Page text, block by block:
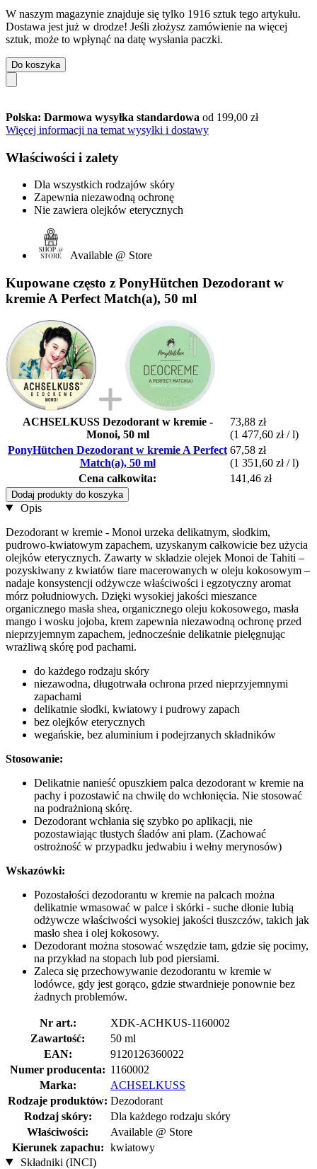
W naszym magazynie znajduje się tylko 1916 sztuk tego artykułu.
Dostawa jest już w drodze! Jeśli złożysz zamówienie na więcej
sztuk, może to wpłynąć na datę wysłania paczki.
Do koszyka
Polska: Darmowa wysyłka standardowa od 199,00 zł
Więcej informacji na temat wysyłki i dostawy
Właściwości i zalety
Dla wszystkich rodzajów skóry
Zapewnia niezawodną ochronę
Nie zawiera olejków eterycznych
Available @ Store
Kupowane często z PonyHütchen Dezodorant w
kremie A Perfect Match(a), 50 ml
ACHSELKUSS Dezodorant w kremie -
Monoi, 50 ml
73,88 zł
(1 477,60 zł / l)
PonyHütchen Dezodorant w kremie A Perfect
Match(a), 50 ml
67,58 zł
(1 351,60 zł / l)
Cena całkowita:
141,46 zł
Dodaj produkty do koszyka
Opis
Dezodorant w kremie - Monoi urzeka delikatnym, słodkim,
pudrowo-kwiatowym zapachem, uzyskanym całkowicie bez użycia
olejków eterycznych. Zawarty w składzie olejek Monoi de Tahiti –
pozyskiwany z kwiatów tiare macerowanych w oleju kokosowym –
nadaje konsystencji odżywcze właściwości i egzotyczny aromat
mórz południowych. Dzięki wysokiej jakości mieszance
organicznego masła shea, organicznego oleju kokosowego, masła
mango i wosku jojoba, krem ​​zapewnia niezawodną ochronę przed
nieprzyjemnym zapachem, jednocześnie delikatnie pielęgnując
wrażliwą skórę pod pachami.
do każdego rodzaju skóry
niezawodna, długotrwała ochrona przed nieprzyjemnymi
zapachami
delikatnie słodki, kwiatowy i pudrowy zapach
bez olejków eterycznych
wegańskie, bez aluminium i podejrzanych składników
Stosowanie:
Delikatnie nanieść opuszkiem palca dezodorant w kremie na
pachy i pozostawić na chwilę do wchłonięcia. Nie stosować
na podrażnioną skórę.
Dezodorant wchłania się szybko po aplikacji, nie
pozostawiając tłustych śladów ani plam. (Zachować
ostrożność w przypadku jedwabiu i wełny merynosów)
Wskazówki:
Pozostałości dezodorantu w kremie na palcach można
delikatnie wmasować w palce i skórki - suche dłonie lubią
odżywcze właściwości wysokiej jakości tłuszczów, takich jak
masło shea i olej kokosowy.
Dezodorant można stosować wszędzie tam, gdzie się pocimy,
na przykład na stopach lub pod piersiami.
Zaleca się przechowywanie dezodorantu w kremie w
lodówce, gdy jest gorąco, gdzie stwardnieje ponownie bez
żadnych problemów.
Nr art.:
XDK-ACHKUS-1160002
Zawartość:
50 ml
EAN:
9120126360022
Numer producenta: 1160002
Marka:
ACHSELKUSS
Rodzaje produktów: Dezodorant
Rodzaj skóry:
Dla każdego rodzaju skóry
Właściwości:
Available @ Store
Kierunek zapachu: kwiatowy
Składniki (INCI)